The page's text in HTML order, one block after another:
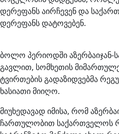
დერეფანს აირჩევენ და
დერეფანს დატოვებენ.
ბოლო პერიოდში აზერბაიჯან-
გავლით, სომხეთის
ტვირთების გადაზიდვებმა
ხასიათი მიიღო.
მიუხედავად იმისა, რომ
ჩართულობით საქართველოს